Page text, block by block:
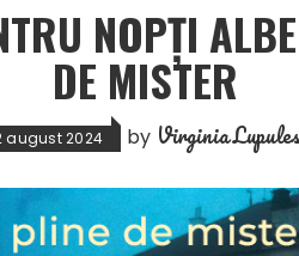
NOPȚI
DE MISTER
august 2024 by Virginia